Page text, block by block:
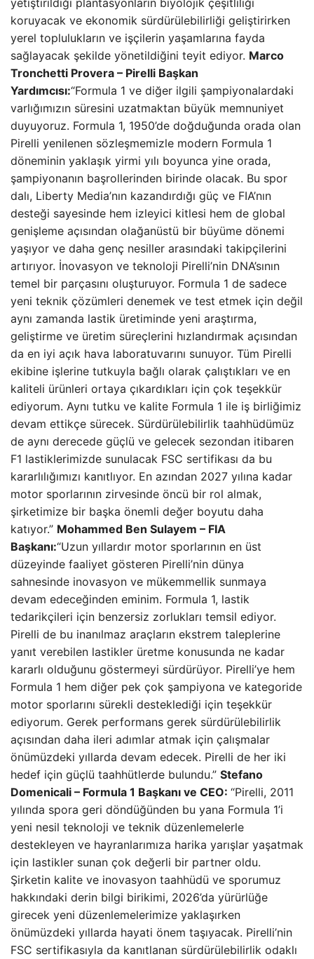
yetiştirildiği plantasyonların biyolojik çeşitliliği
koruyacak ve ekonomik sürdürülebilirliği geliştirirken
yerel toplulukların ve işçilerin yaşamlarına fayda
sağlayacak şekilde yönetildiğini teyit ediyor. Marco
Tronchetti Provera – Pirelli Başkan
Yardımcısı:“Formula 1 ve diğer ilgili şampiyonalardaki
varlığımızın süresini uzatmaktan büyük memnuniyet
duyuyoruz. Formula 1, 1950’de doğduğunda orada olan
Pirelli yenilenen sözleşmemizle modern Formula 1
döneminin yaklaşık yirmi yılı boyunca yine orada,
şampiyonanın başrollerinden birinde olacak. Bu spor
dalı, Liberty Media’nın kazandırdığı güç ve FIA’nın
desteği sayesinde hem izleyici kitlesi hem de global
genişleme açısından olağanüstü bir büyüme dönemi
yaşıyor ve daha genç nesiller arasındaki takipçilerini
artırıyor. İnovasyon ve teknoloji Pirelli’nin DNA’sının
temel bir parçasını oluşturuyor. Formula 1 de sadece
yeni teknik çözümleri denemek ve test etmek için değil
aynı zamanda lastik üretiminde yeni araştırma,
geliştirme ve üretim süreçlerini hızlandırmak açısından
da en iyi açık hava laboratuvarını sunuyor. Tüm Pirelli
ekibine işlerine tutkuyla bağlı olarak çalıştıkları ve en
kaliteli ürünleri ortaya çıkardıkları için çok teşekkür
ediyorum. Aynı tutku ve kalite Formula 1 ile iş birliğimiz
devam ettikçe sürecek. Sürdürülebilirlik taahhüdümüz
de aynı derecede güçlü ve gelecek sezondan itibaren
F1 lastiklerimizde sunulacak FSC sertifikası da bu
kararlılığımızı kanıtlıyor. En azından 2027 yılına kadar
motor sporlarının zirvesinde öncü bir rol almak,
şirketimize bir başka önemli değer boyutu daha
katıyor.” Mohammed Ben Sulayem – FIA
Başkanı:“Uzun yıllardır motor sporlarının en üst
düzeyinde faaliyet gösteren Pirelli’nin dünya
sahnesinde inovasyon ve mükemmellik sunmaya
devam edeceğinden eminim. Formula 1, lastik
tedarikçileri için benzersiz zorlukları temsil ediyor.
Pirelli de bu inanılmaz araçların ekstrem taleplerine
yanıt verebilen lastikler üretme konusunda ne kadar
kararlı olduğunu göstermeyi sürdürüyor. Pirelli’ye hem
Formula 1 hem diğer pek çok şampiyona ve kategoride
motor sporlarını sürekli desteklediği için teşekkür
ediyorum. Gerek performans gerek sürdürülebilirlik
açısından daha ileri adımlar atmak için çalışmalar
önümüzdeki yıllarda devam edecek. Pirelli de her iki
hedef için güçlü taahhütlerde bulundu.” Stefano
Domenicali – Formula 1 Başkanı ve CEO: “Pirelli, 2011
yılında spora geri döndüğünden bu yana Formula 1’i
yeni nesil teknoloji ve teknik düzenlemelerle
destekleyen ve hayranlarımıza harika yarışlar yaşatmak
için lastikler sunan çok değerli bir partner oldu.
Şirketin kalite ve inovasyon taahhüdü ve sporumuz
hakkındaki derin bilgi birikimi, 2026’da yürürlüğe
girecek yeni düzenlemelerimize yaklaşırken
önümüzdeki yıllarda hayati önem taşıyacak. Pirelli’nin
FSC sertifikasıyla da kanıtlanan sürdürülebilirlik odaklı